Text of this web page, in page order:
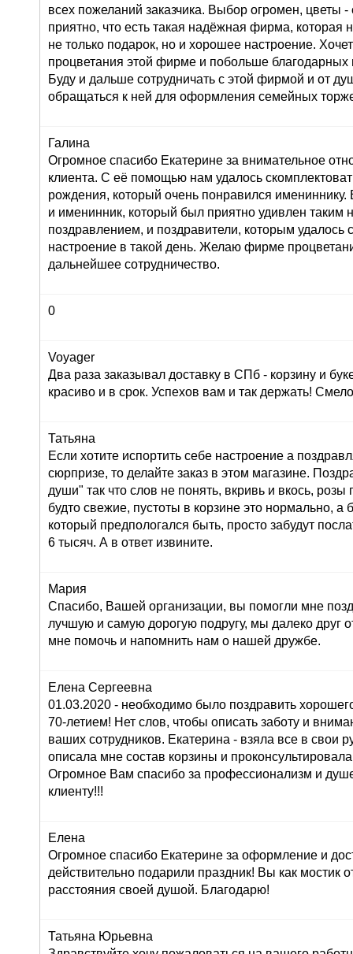
всех пожеланий заказчика. Выбор огромен, цветы
приятно, что есть такая надёжная фирма, которая
не только подарок, но и хорошее настроение.
процветания этой фирме и побольше благодарных
Буду и дальше сотрудничать с этой фирмой и от
обращаться к ней для оформления семейных
Галина
Огромное спасибо Екатерине за внимательное
клиента. С её помощью нам удалось
рождения, который очень понравился имениннику.
и именинник, который был приятно удивлен таким
поздравлением, и поздравители, которым удалось
настроение в такой день. Желаю фирме
дальнейшее сотрудничество.
0
Voyager
Два раза заказывал доставку в СПб - корзину и
красиво и в срок. Успехов вам и так держать!
Татьяна
Если хотите испортить себе настроение а
сюрпризе, то делайте заказ в этом магазине.
души" так что слов не понять, вкривь и вкось, розы
будто свежие, пустоты в корзине это нормально, а
который предпологался быть, просто забудут
6 тысяч. А в ответ извините.
Мария
Спасибо, Вашей организации, вы помогли мне
лучшую и самую дорогую подругу, мы далеко друг
мне помочь и напомнить нам о нашей дружбе.
Елена Сергеевна
01.03.2020 - необходимо было поздравить
70-летием! Нет слов, чтобы описать заботу и
ваших сотрудников. Екатерина - взяла все в свои
описала мне состав корзины и
Огромное Вам спасибо за профессионализм и
клиенту!!!
Елена
Огромное спасибо Екатерине за оформление и
действительно подарили праздник! Вы как мостик
расстояния своей душой. Благодарю!
Татьяна Юрьевна